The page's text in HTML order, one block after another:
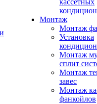
кассетных
Монтаж
Монтаж
Установка
Монтаж
сплит
Монтаж
завес
Монтаж
фанкойлов